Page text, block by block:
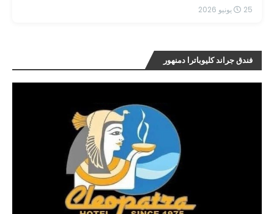
25 يونيو 2026
فندق جراند كليوباترا دمنهور